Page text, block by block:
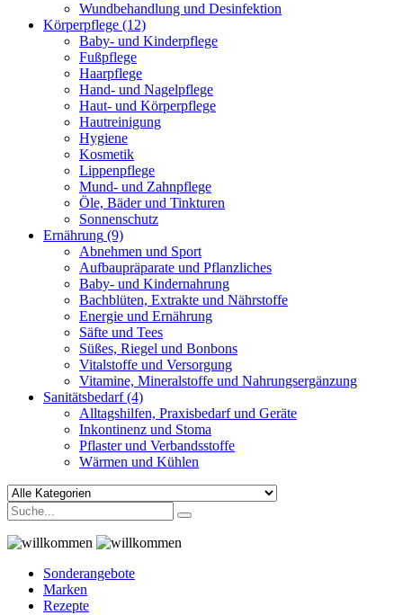
Wundbehandlung und Desinfektion
Körperpflege (12)
Baby- und Kinderpflege
Fußpflege
Haarpflege
Hand- und Nagelpflege
Haut- und Körperpflege
Hautreinigung
Hygiene
Kosmetik
Lippenpflege
Mund- und Zahnpflege
Öle, Bäder und Tinkturen
Sonnenschutz
Ernährung (9)
Abnehmen und Sport
Aufbaupräparate und Pflanzliches
Baby- und Kindernahrung
Bachblüten, Extrakte und Nährstoffe
Energie und Ernährung
Säfte und Tees
Süßes, Riegel und Bonbons
Vitalstoffe und Versorgung
Vitamine, Mineralstoffe und Nahrungsergänzung
Sanitätsbedarf(4)
Alltagshilfen, Praxisbedarf und Geräte
Inkontinenz und Stoma
Pflaster und Verbandsstoffe
Wärmen und Kühlen
Sonderangebote
Marken
Rezepte